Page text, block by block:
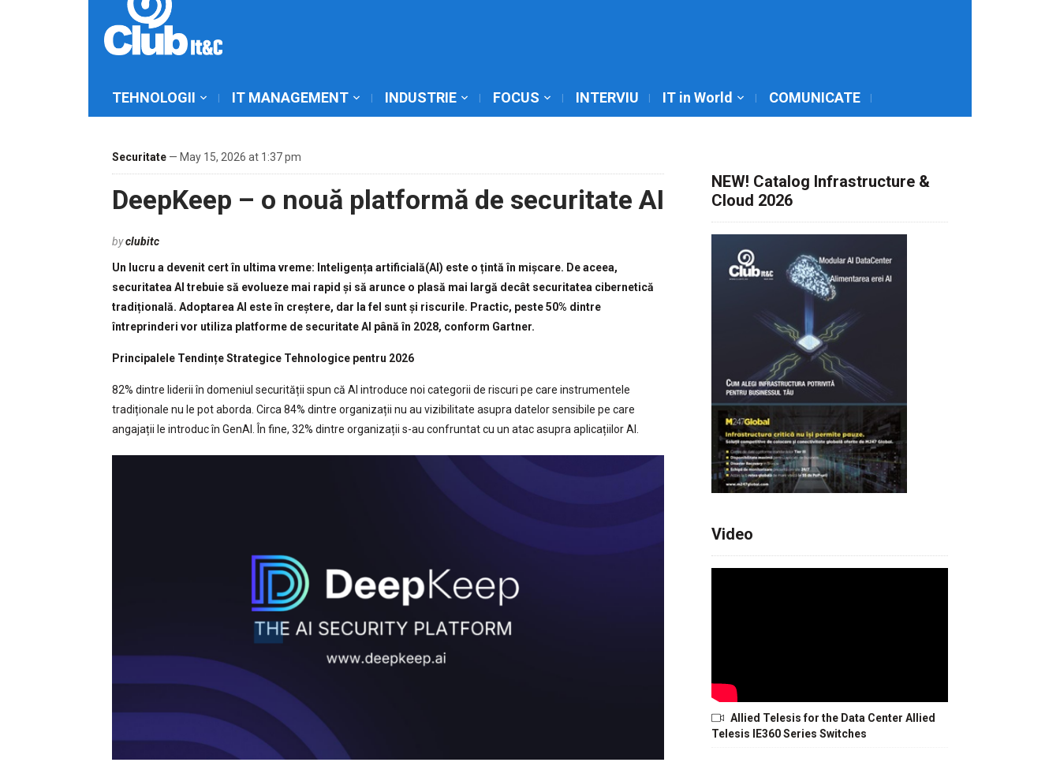
TEHNOLOGII IT MANAGEMENT INDUSTRIE FOCUS INTERVIU IT in World COMUNICATE
Securitate — May 15, 2026 at 1:37 pm
DeepKeep – o nouă platformă de securitate AI
byclubitc
Un lucru a devenit cert în ultima vreme: Inteligența artificială(AI) este o țintă în mișcare. De aceea,
securitatea AI trebuie să evolueze mai rapid și să arunce o plasă mai largă decât securitatea cibernetică
tradițională. Adoptarea AI este în creștere, dar la fel sunt și riscurile. Practic, peste 50% dintre
întreprinderi vor utiliza platforme de securitate AI până în 2028, conform Gartner.
Principalele Tendințe Strategice Tehnologice pentru 2026
82% dintre liderii în domeniul securității spun că AI introduce noi categorii de riscuri pe care instrumentele
tradiționale nu le pot aborda. Circa 84% dintre organizații nu au vizibilitate asupra datelor sensibile pe care
angajații le introduc în GenAI. În fine, 32% dintre organizații s-au confruntat cu un atac asupra aplicațiilor AI.
NEW! Catalog Infrastructure &
Cloud 2026
Video
Allied Telesis for the Data Center Allied
Telesis IE360 Series Switches